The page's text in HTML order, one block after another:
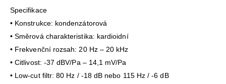
Specifikace
• Konstrukce: kondenzátorová
• Směrová charakteristika: kardioidní
• Frekvenční rozsah: 20 Hz – 20 kHz
• Citlivost: -37 dBV/Pa – 14,1 mV/Pa
• Low-cut filtr: 80 Hz / -18 dB nebo 115 Hz / -6 dB